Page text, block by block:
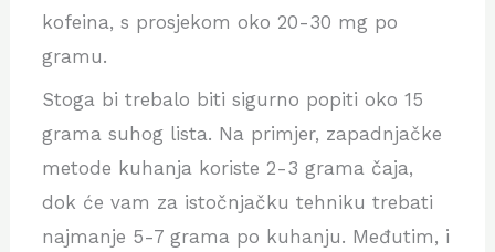
kofeina, s prosjekom oko 20-30 mg po
gramu.
Stoga bi trebalo biti sigurno popiti oko 15
grama suhog lista. Na primjer, zapadnjačke
metode kuhanja koriste 2-3 grama čaja,
dok će vam za istočnjačku tehniku trebati
najmanje 5-7 grama po kuhanju. Međutim, i